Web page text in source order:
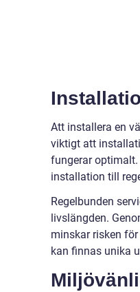
Att installera en
viktigt att
fungerar optimalt.
installation till
Regelbunden
livslängden.
minskar risken
kan finnas unika